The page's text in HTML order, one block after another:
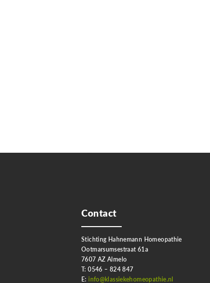
Contact
Stichting Hahnemann Homeopathie
Ootmarsumsestraat 61a
7607 AZ Almelo
T: 0546 – 824 847
E:info@klassiekehomeopathie.nl